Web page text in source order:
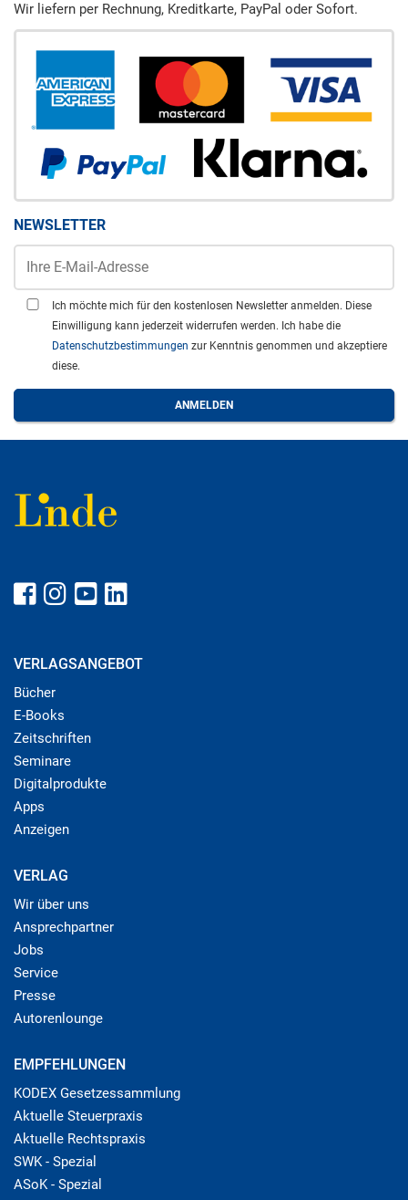
Wir liefern per Rechnung, Kreditkarte, PayPal oder Sofort.
NEWSLETTER
Ich möchte mich für den kostenlosen Newsletter anmelden. Diese
Einwilligung kann jederzeit widerrufen werden. Ich habe die
Datenschutzbestimmungen zur Kenntnis genommen und akzeptiere
diese.
VERLAGSANGEBOT
Bücher
E-Books
Zeitschriften
Seminare
Digitalprodukte
Apps
Anzeigen
VERLAG
Wir über uns
Ansprechpartner
Jobs
Service
Presse
Autorenlounge
EMPFEHLUNGEN
KODEX Gesetzessammlung
Aktuelle Steuerpraxis
Aktuelle Rechtspraxis
SWK - Spezial
ASoK - Spezial